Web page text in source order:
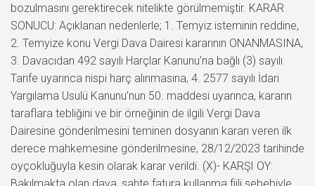
bozulmasını gerektirecek nitelikte görülmemiştir. KARAR
SONUCU: Açıklanan nedenlerle; 1. Temyiz isteminin reddine,
2. Temyize konu Vergi Dava Dairesi kararının ONANMASINA,
3. Davacıdan 492 sayılı Harçlar Kanunu’na bağlı (3) sayılı
Tarife uyarınca nispi harç alınmasına, 4. 2577 sayılı İdari
Yargılama Usulü Kanunu’nun 50. maddesi uyarınca, kararın
taraflara tebliğini ve bir örneğinin de ilgili Vergi Dava
Dairesine gönderilmesini teminen dosyanın kararı veren ilk
derece mahkemesine gönderilmesine, 28/12/2023 tarihinde
oyçokluğuyla kesin olarak karar verildi. (X)- KARŞI OY: